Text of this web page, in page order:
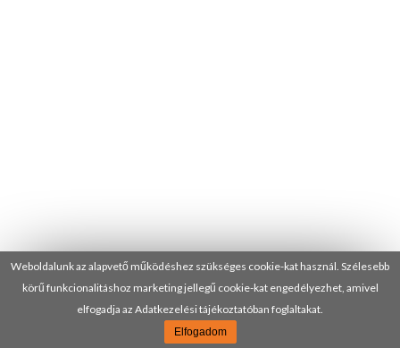
Weboldalunk az alapvető működéshez szükséges cookie-kat használ. Szélesebb
körű funkcionalitáshoz marketing jellegű cookie-kat engedélyezhet, amivel
elfogadja az Adatkezelési tájékoztatóban foglaltakat.
Elfogadom